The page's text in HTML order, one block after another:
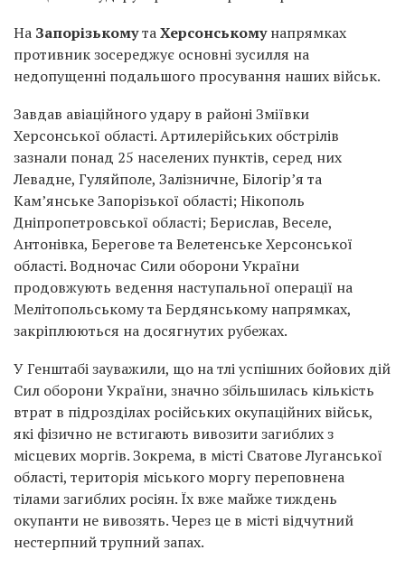
На ЗапорізькомутаХерсонськомунапрямках
противник зосереджує основні зусилля на
недопущенні подальшого просування наших військ.
Завдав авіаційного удару в районі Зміївки
Херсонської області. Артилерійських обстрілів
зазнали понад 25 населених пунктів, серед них
Левадне, Гуляйполе, Залізничне, Білогір’я та
Кам’янське Запорізької області; Нікополь
Дніпропетровської області; Берислав, Веселе,
Антонівка, Берегове та Велетенське Херсонської
області. Водночас Сили оборони України
продовжують ведення наступальної операції на
Мелітопольському та Бердянському напрямках,
закріплюються на досягнутих рубежах.
У Генштабі зауважили, що на тлі успішних бойових дій
Сил оборони України, значно збільшилась кількість
втрат в підрозділах російських окупаційних військ,
які фізично не встигають вивозити загиблих з
місцевих моргів. Зокрема, в місті Сватове Луганської
області, територія міського моргу переповнена
тілами загиблих росіян. Їх вже майже тиждень
окупанти не вивозять. Через це в місті відчутний
нестерпний трупний запах.